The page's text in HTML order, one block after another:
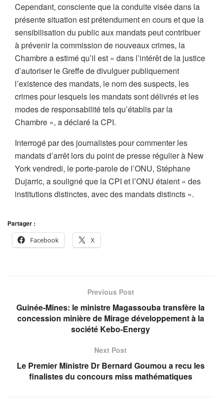
Cependant, consciente que la conduite visée dans la
présente situation est prétendument en cours et que la
sensibilisation du public aux mandats peut contribuer
à prévenir la commission de nouveaux crimes, la
Chambre a estimé qu’il est « dans l’intérêt de la justice
d’autoriser le Greffe de divulguer publiquement
l’existence des mandats, le nom des suspects, les
crimes pour lesquels les mandats sont délivrés et les
modes de responsabilité tels qu’établis par la
Chambre », a déclaré la CPI.
Interrogé par des journalistes pour commenter les
mandats d’arrêt lors du point de presse régulier à New
York vendredi, le porte-parole de l’ONU, Stéphane
Dujarric, a souligné que la CPI et l’ONU étaient « des
institutions distinctes, avec des mandats distincts ».
Partager :
Facebook
X
Previous Post
Guinée-Mines: le ministre Magassouba transfère la
concession minière de Mirage développement à la
société Kebo-Energy
Next Post
Le Premier Ministre Dr Bernard Goumou a recu les
finalistes du concours miss mathématiques